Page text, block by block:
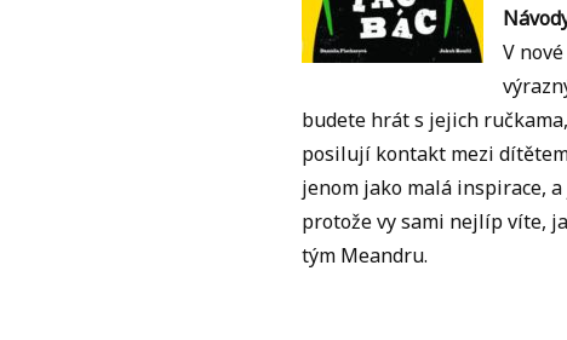
V
budete hrát s jejich
posilují kontakt mezi
jenom jako malá inspirace,
protože vy sami nejlíp víte,
tým Meandru.